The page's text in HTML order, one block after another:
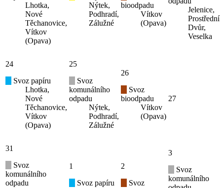
Lhotka,
Nové
Těchanovice,
Vítkov
(Opava)
Nýtek,
Podhradí,
Zálužné
bioodpadu
Vítkov
(Opava)
Jelenice,
Prostřední
Dvůr,
Veselka
24
Svoz papíru
Lhotka,
Nové
Těchanovice,
Vítkov
(Opava)
25
Svoz
komunálního
odpadu
Nýtek,
Podhradí,
Zálužné
26
Svoz
bioodpadu
Vítkov
(Opava)
27
31
Svoz
komunálního
odpadu
1
Svoz papíru
2
Svoz
3
Svoz
komunálního